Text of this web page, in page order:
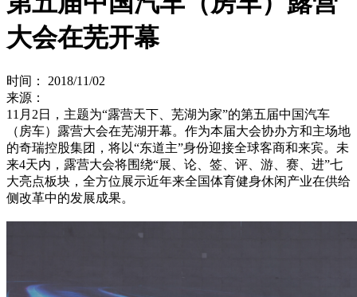
大会在芜开幕
时间： 2018/11/02
来源：
11月2日，主题为“露营天下、芜湖为家”的第五届中国汽车
（房车）露营大会在芜湖开幕。作为本届大会协办方和主场地
的奇瑞控股集团，将以“东道主”身份迎接全球客商和来宾。未
来4天内，露营大会将围绕“展、论、签、评、游、赛、进”七
大亮点板块，全方位展示近年来全国体育健身休闲产业在供给
侧改革中的发展成果。